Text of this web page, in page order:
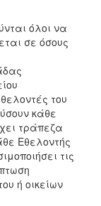
όλοι να
σε όσους
του
κάθε
τράπεζα
Εθελοντής
τις
ή οικείων